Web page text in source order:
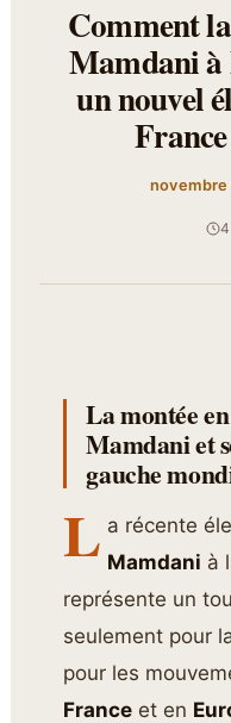
Comment
Mamdani
un nouvel
La montée
Mamdani et
gauche
L a récente
Mamdani à
représente un
seulement pour
pour les
France et en